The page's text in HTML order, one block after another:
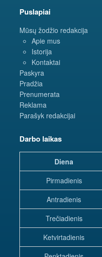
Puslapiai
Mūsų žodžio redakcija
Apie mus
Istorija
Kontaktai
Paskyra
Pradžia
Prenumerata
Reklama
Parašyk redakcijai
Darbo laikas
Diena
Pirmadienis
Antradienis
Trečiadienis
Ketvirtadienis